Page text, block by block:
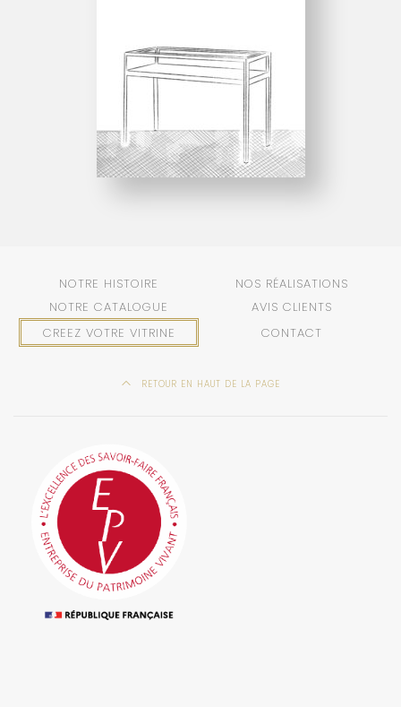
NOTRE HISTOIRE
NOS RÉALISATIONS
NOTRE CATALOGUE
AVIS CLIENTS
CREEZ VOTRE VITRINE
CONTACT
RETOUR EN HAUT DE LA PAGE